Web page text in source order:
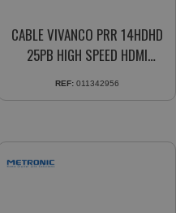
CABLE VIVANCO PRR 14HDHD
25PB HIGH SPEED HDMI
ETERNET 2.5M 42956
REF: 011342956